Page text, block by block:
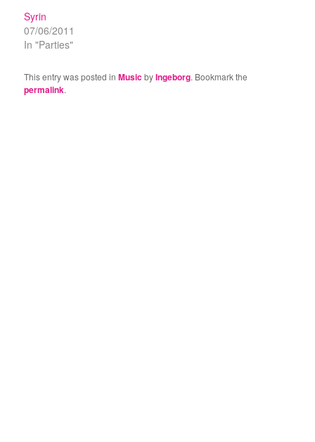
Syrin
07/06/2011
In "Parties"
This entry was posted inMusicbyIngeborg. Bookmark the
permalink.